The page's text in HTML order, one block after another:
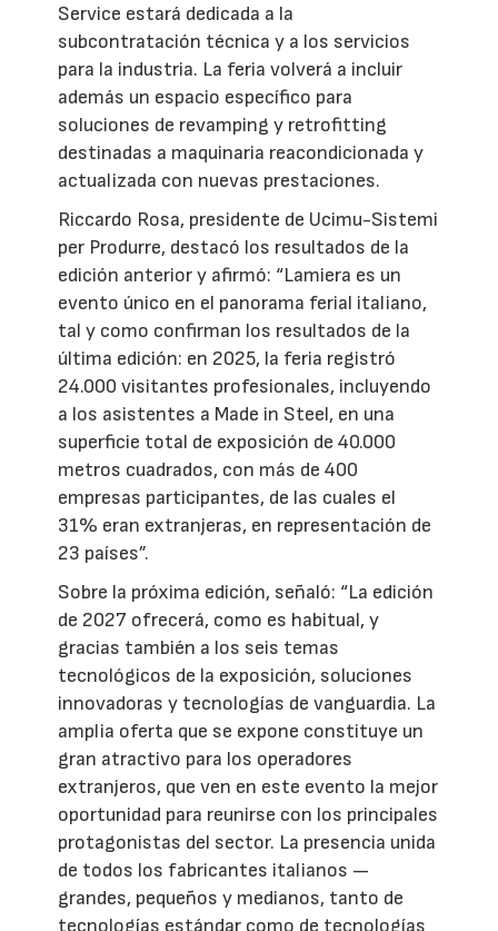
Service estará dedicada a la
subcontratación técnica y a los servicios
para la industria. La feria volverá a incluir
además un espacio específico para
soluciones de revamping y retrofitting
destinadas a maquinaria reacondicionada y
actualizada con nuevas prestaciones.
Riccardo Rosa, presidente de Ucimu-Sistemi
per Produrre, destacó los resultados de la
edición anterior y afirmó: “Lamiera es un
evento único en el panorama ferial italiano,
tal y como confirman los resultados de la
última edición: en 2025, la feria registró
24.000 visitantes profesionales, incluyendo
a los asistentes a Made in Steel, en una
superficie total de exposición de 40.000
metros cuadrados, con más de 400
empresas participantes, de las cuales el
31% eran extranjeras, en representación de
23 países”.
Sobre la próxima edición, señaló: “La edición
de 2027 ofrecerá, como es habitual, y
gracias también a los seis temas
tecnológicos de la exposición, soluciones
innovadoras y tecnologías de vanguardia. La
amplia oferta que se expone constituye un
gran atractivo para los operadores
extranjeros, que ven en este evento la mejor
oportunidad para reunirse con los principales
protagonistas del sector. La presencia unida
de todos los fabricantes italianos —
grandes, pequeños y medianos, tanto de
tecnologías estándar como de tecnologías